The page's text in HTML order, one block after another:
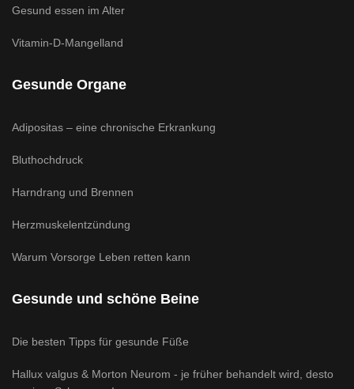
Gesund essen im Alter
Vitamin-D-Mangelland
Gesunde Organe
Adipositas – eine chronische Erkrankung
Bluthochdruck
Harndrang und Brennen
Herzmuskelentzündung
Warum Vorsorge Leben retten kann
Gesunde und schöne Beine
Die besten Tipps für gesunde Füße
Hallux valgus & Morton Neurom - je früher behandelt wird, desto